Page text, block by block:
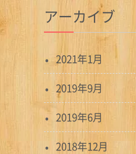
アーカイブ
2021年1月
2019年9月
2019年6月
2018年12月